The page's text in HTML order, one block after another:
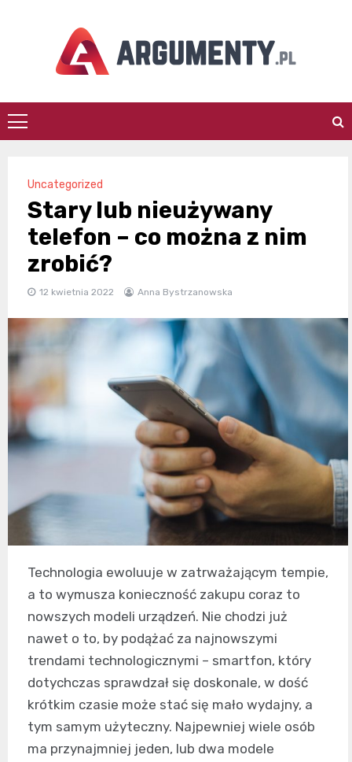
argumenty.pl
Uncategorized
Stary lub nieużywany
telefon – co można z nim
zrobić?
12 kwietnia 2022 Anna Bystrzanowska
Technologia ewoluuje w zatrważającym tempie,
a to wymusza konieczność zakupu coraz to
nowszych modeli urządzeń. Nie chodzi już
nawet o to, by podążać za najnowszymi
trendami technologicznymi – smartfon, który
dotychczas sprawdzał się doskonale, w dość
krótkim czasie może stać się mało wydajny, a
tym samym użyteczny. Najpewniej wiele osób
ma przynajmniej jeden, lub dwa modele